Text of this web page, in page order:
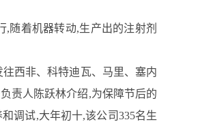
着机器转动,生产出的注射剂
西非、科特迪瓦、马里、塞内
责人陈跃林介绍,为保障节后的
调试,大年初十,该公司335名生